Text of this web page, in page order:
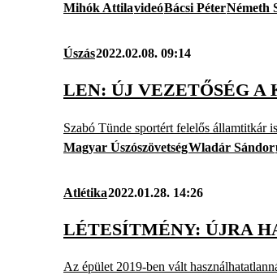
Mihók AttilavideóBácsi PéterNémeth
Úszás2022.02.08. 09:14
LEN: ÚJ VEZETŐSÉG A
Szabó Tünde sportért felelős államtitkár
Magyar ÚszószövetségWladár Sándor
Atlétika2022.01.28. 14:26
LÉTESÍTMÉNY: ÚJRA
Az épület 2019-ben vált